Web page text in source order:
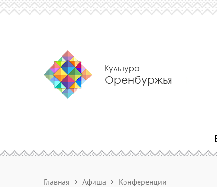
Культура
Оренбуржья
Главная Афиша Конференции